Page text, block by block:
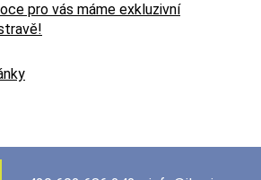
pro vás máme exkluzivní